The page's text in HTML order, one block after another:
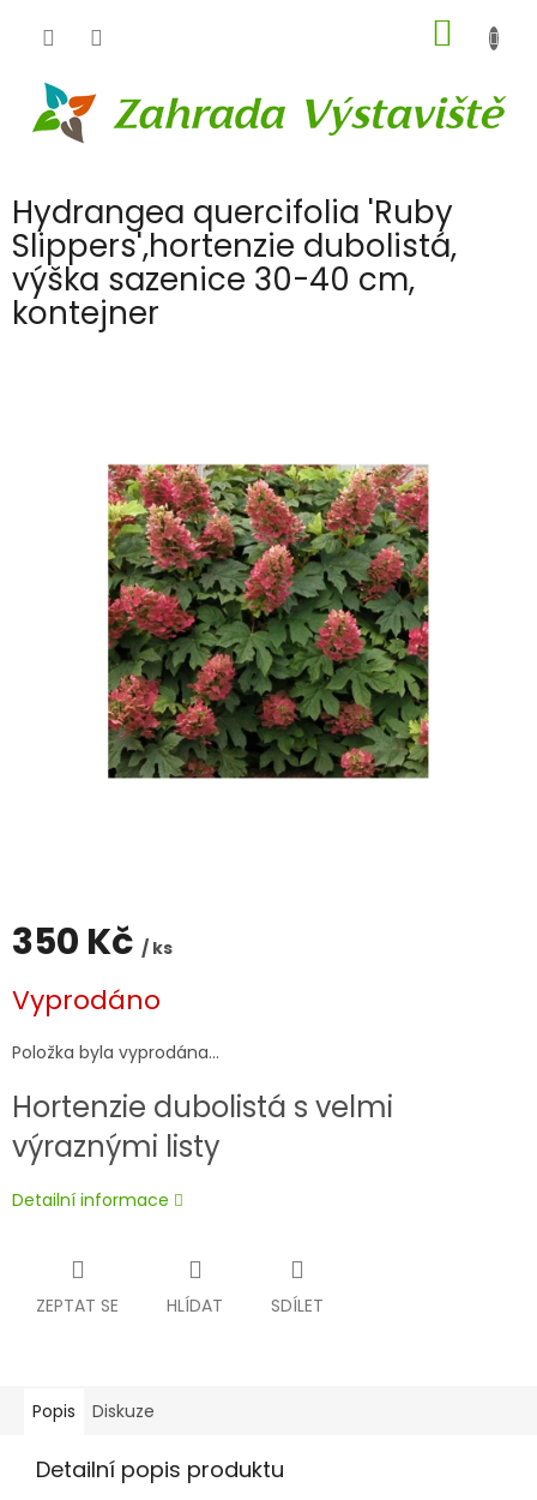
KOŠÍK
Hydrangea quercifolia 'Ruby
Slippers',hortenzie dubolistá,
výška sazenice 30-40 cm,
kontejner
350 Kč / ks
cena:
Vyprodáno
Položka byla vyprodána…
Hortenzie dubolistá s velmi
výraznými listy
Detailní informace
ZEPTAT SE HLÍDAT SDÍLET
Popis Diskuze
Detailní popis produktu